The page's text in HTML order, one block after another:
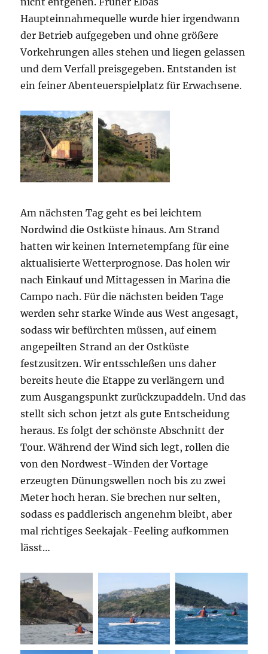
Haupteinnahmequelle wurde hier irgendwann
der Betrieb aufgegeben und ohne größere
Vorkehrungen alles stehen und liegen gelassen
und dem Verfall preisgegeben. Entstanden ist
ein feiner Abenteuerspielplatz für Erwachsene.
Am nächsten Tag geht es bei leichtem
Nordwind die Ostküste hinaus. Am Strand
hatten wir keinen Internetempfang für eine
aktualisierte Wetterprognose. Das holen wir
nach Einkauf und Mittagessen in Marina die
Campo nach. Für die nächsten beiden Tage
werden sehr starke Winde aus West angesagt,
sodass wir befürchten müssen, auf einem
angepeilten Strand an der Ostküste
festzusitzen. Wir entsschleßen uns daher
bereits heute die Etappe zu verlängern und
zum Ausgangspunkt zurückzupaddeln. Und das
stellt sich schon jetzt als gute Entscheidung
heraus. Es folgt der schönste Abschnitt der
Tour. Während der Wind sich legt, rollen die
von den Nordwest-Winden der Vortage
erzeugten Dünungswellen noch bis zu zwei
Meter hoch heran. Sie brechen nur selten,
sodass es paddlerisch angenehm bleibt, aber
mal richtiges Seekajak-Feeling aufkommen
lässt…